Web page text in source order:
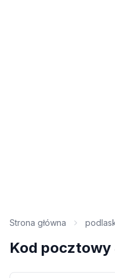
Strona główna
Kod